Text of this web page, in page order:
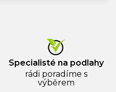
Specialisté na podlahy
rádi poradíme s
výběrem